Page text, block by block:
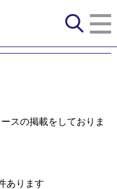
スの掲載をしておりま
あります